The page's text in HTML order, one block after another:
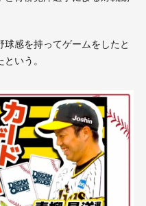
感を持ってゲームをしたと
いう。